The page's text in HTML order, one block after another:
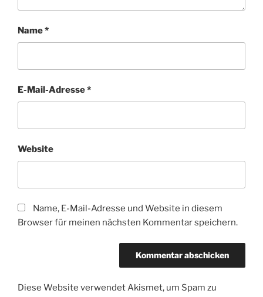
Name*
E-Mail-Adresse*
Website
Name, E-Mail-Adresse und Website in diesem
Browser für meinen nächsten Kommentar speichern.
Diese Website verwendet Akismet, um Spam zu